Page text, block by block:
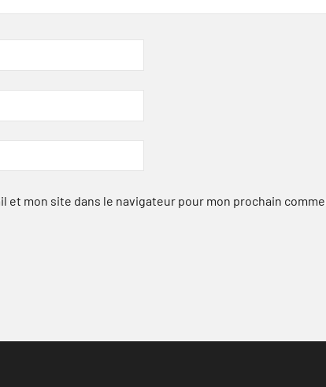
et mon site dans le navigateur pour mon prochain